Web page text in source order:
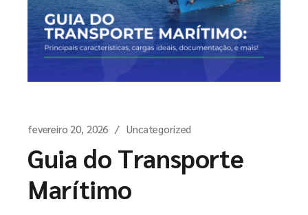
fevereiro 20, 2026 Uncategorized
Guia do Transporte
Marítimo